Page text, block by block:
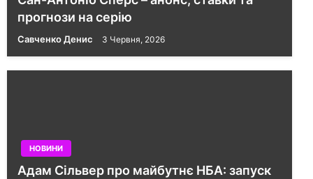
прогнози на серію
Савченко Денис 3 Червня, 2026
НОВИНИ
Адам Сільвер про майбутнє НБА: запуск